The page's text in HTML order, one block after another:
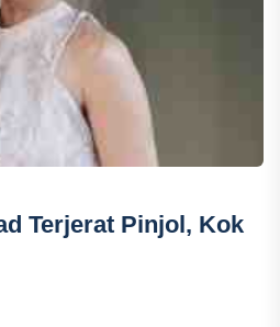
Terjerat Pinjol, Kok